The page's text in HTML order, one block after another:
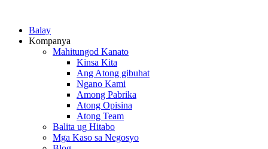
Balay
Kompanya
Mahitungod Kanato
Kinsa Kita
Ang Atong gibuhat
Ngano Kami
Among Pabrika
Atong Opisina
Atong Team
Balita ug Hitabo
Mga Kaso sa Negosyo